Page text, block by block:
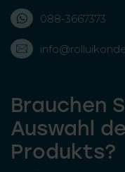
088-3667373
Brauchen
Auswahl
Produkts?